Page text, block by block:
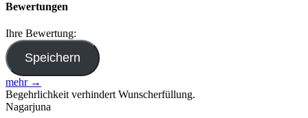
Bewertungen
Ihre Bewertung:
mehr →
Begehrlichkeit verhindert Wunscherfüllung.
Nagarjuna